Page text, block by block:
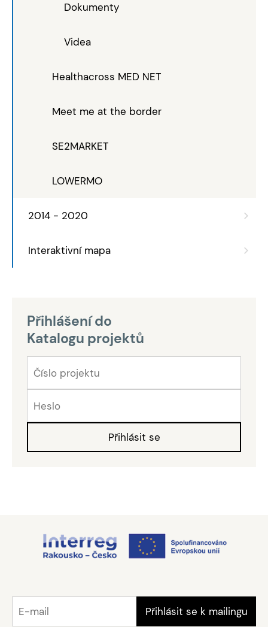
Dokumenty
Videa
Healthacross MED NET
Meet me at the border
SE2MARKET
LOWERMO
2014 - 2020
Interaktivní mapa
Přihlášení do
Katalogu projektů